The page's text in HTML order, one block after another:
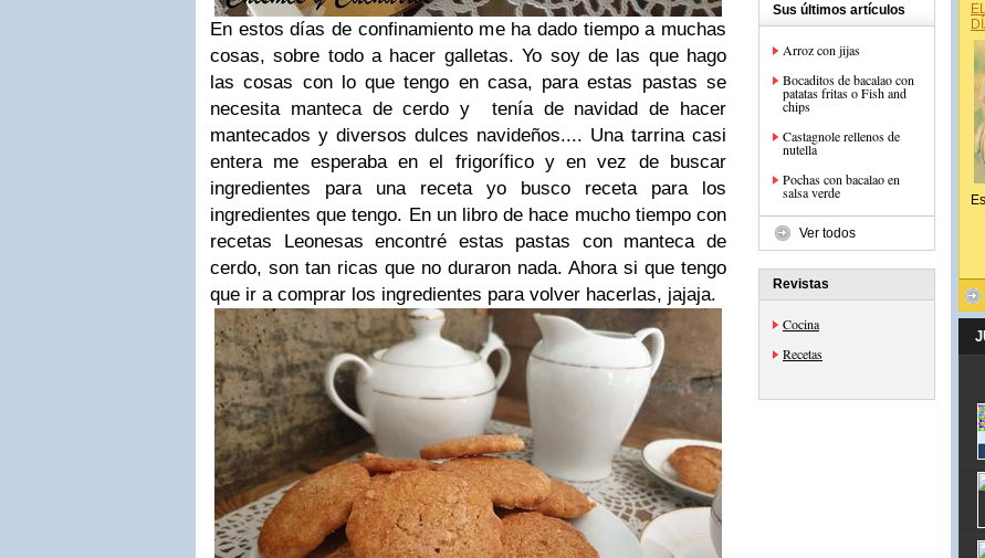
En estos días de confinamiento me ha dado tiempo a muchas
cosas, sobre todo a hacer galletas. Yo soy de las que hago
las cosas con lo que tengo en casa, para estas pastas se
necesita manteca de cerdo y tenía de navidad de hacer
mantecados y diversos dulces navideños.... Una tarrina casi
entera me esperaba en el frigorífico y en vez de buscar
ingredientes para una receta yo busco receta para los
ingredientes que tengo. En un libro de hace mucho tiempo con
recetas Leonesas encontré estas pastas con manteca de
cerdo, son tan ricas que no duraron nada. Ahora si que tengo
que ir a comprar los ingredientes para volver hacerlas, jajaja.
Sus últimos artículos
Arroz con jijas
Bocaditos de bacalao con
patatas fritas o Fish and
chips
Castagnole rellenos de
nutella
Pochas con bacalao en
salsa verde
Ver todos
Revistas
Cocina
Recetas